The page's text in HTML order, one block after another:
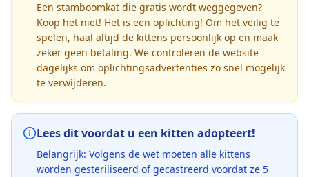
Een stamboomkat die gratis wordt weggegeven?
Koop het niet! Het is een oplichting! Om het veilig te
spelen, haal altijd de kittens persoonlijk op en maak
zeker geen betaling. We controleren de website
dagelijks om oplichtingsadvertenties zo snel mogelijk
te verwijderen.
Lees dit voordat u een kitten adopteert!
Belangrijk: Volgens de wet moeten alle kittens
worden gesteriliseerd of gecastreerd voordat ze 5